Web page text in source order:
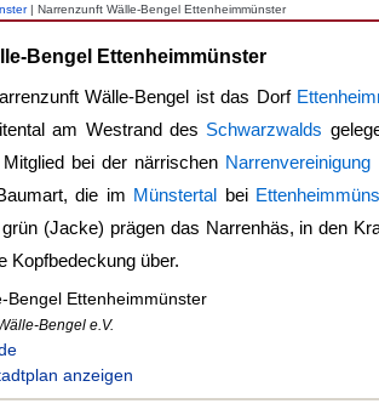
| Narrenzunft Wälle-Bengel Ettenheimmünster
Bengel Ettenheimmünster
Wälle-Bengel ist das Dorf
am Westrand des Schwarzwalds
bei der närrischen
die im Münstertal bei
(Jacke) prägen das Narrenhäs, in den
Kopfbedeckung über.
Bengel Ettenheimmünster
Bengel e.V.
anzeigen